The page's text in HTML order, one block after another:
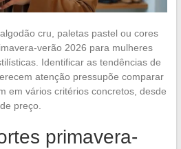
cru, paletas pastel ou cores
verão 2026 para mulheres
Identificar as tendências de
atenção pressupõe comparar
em vários critérios concretos, desde
preço.
primavera-